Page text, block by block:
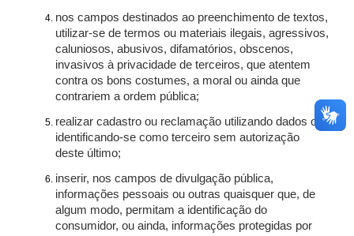
nos campos destinados ao preenchimento de textos,
utilizar-se de termos ou materiais ilegais, agressivos,
caluniosos, abusivos, difamatórios, obscenos,
invasivos à privacidade de terceiros, que atentem
contra os bons costumes, a moral ou ainda que
contrariem a ordem pública;
realizar cadastro ou reclamação utilizando dados ou
identificando-se como terceiro sem autorização
deste último;
inserir, nos campos de divulgação pública,
informações pessoais ou outras quaisquer que, de
algum modo, permitam a identificação do
consumidor, ou ainda, informações protegidas por